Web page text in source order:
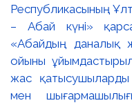
Республикасының
– Абай күні»
«Абайдың даналық
ойыны
жас қатысушыларды
мен